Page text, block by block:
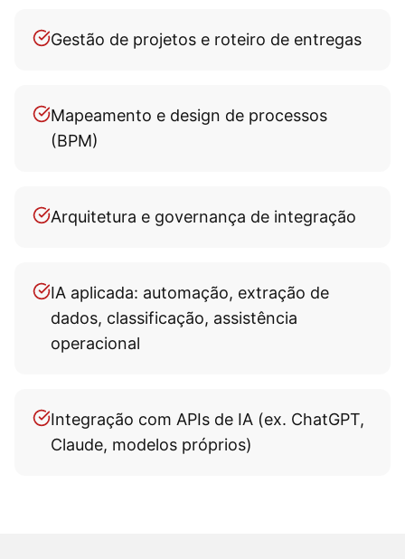
Gestão de projetos e roteiro de entregas
Mapeamento e design de processos
(BPM)
Arquitetura e governança de integração
IA aplicada: automação, extração de
dados, classificação, assistência
operacional
Integração com APIs de IA (ex. ChatGPT,
Claude, modelos próprios)